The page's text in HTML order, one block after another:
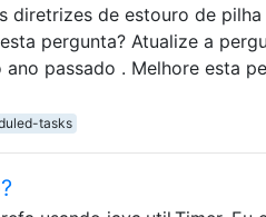
diretrizes de estouro de
pergunta? Atualize a
passado . Melhore esta
tasks